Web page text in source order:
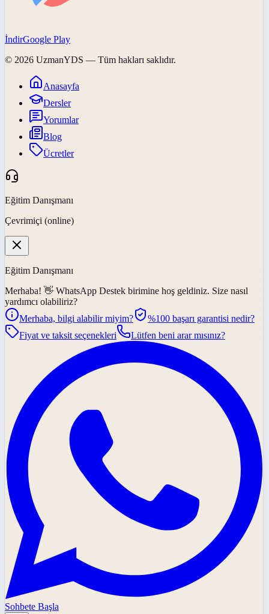
İndirGoogle Play
© 2026 UzmanYDS — Tüm hakları saklıdır.
Anasayfa
Dersler
Yorumlar
Blog
Ücretler
Eğitim Danışmanı
Çevrimiçi (online)
Eğitim Danışmanı
Merhaba! 👋 WhatsApp Destek birimine hoş geldiniz. Size nasıl
yardımcı olabiliriz?
Merhaba, bilgi alabilir miyim?
%100 başarı garantisi nedir?
Fiyat ve taksit seçenekleri
Lütfen beni arar mısınız?
Sohbete Başla